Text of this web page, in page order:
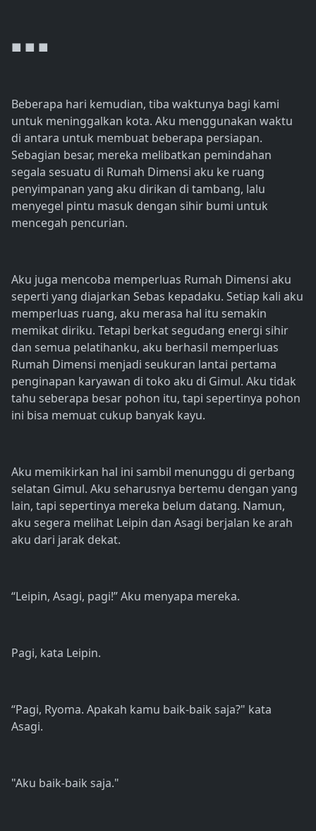
■ ■ ■
Beberapa hari kemudian, tiba waktunya bagi kami
untuk meninggalkan kota. Aku menggunakan waktu
di antara untuk membuat beberapa persiapan.
Sebagian besar, mereka melibatkan pemindahan
segala sesuatu di Rumah Dimensi aku ke ruang
penyimpanan yang aku dirikan di tambang, lalu
menyegel pintu masuk dengan sihir bumi untuk
mencegah pencurian.
Aku juga mencoba memperluas Rumah Dimensi aku
seperti yang diajarkan Sebas kepadaku. Setiap kali aku
memperluas ruang, aku merasa hal itu semakin
memikat diriku. Tetapi berkat segudang energi sihir
dan semua pelatihanku, aku berhasil memperluas
Rumah Dimensi menjadi seukuran lantai pertama
penginapan karyawan di toko aku di Gimul. Aku tidak
tahu seberapa besar pohon itu, tapi sepertinya pohon
ini bisa memuat cukup banyak kayu.
Aku memikirkan hal ini sambil menunggu di gerbang
selatan Gimul. Aku seharusnya bertemu dengan yang
lain, tapi sepertinya mereka belum datang. Namun,
aku segera melihat Leipin dan Asagi berjalan ke arah
aku dari jarak dekat.
“Leipin, Asagi, pagi!” Aku menyapa mereka.
Pagi, kata Leipin.
“Pagi, Ryoma. Apakah kamu baik-baik saja?" kata
Asagi.
"Aku baik-baik saja."